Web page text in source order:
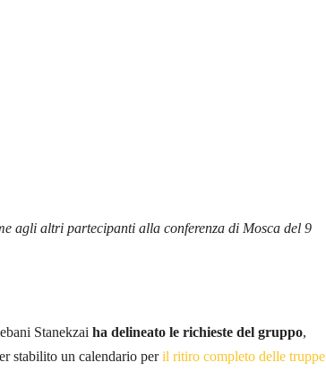
agli altri partecipanti alla conferenza di Mosca del 9
Stanekzai ha delineato le richieste del gruppo,
stabilito un calendario peril ritiro completo delle truppe